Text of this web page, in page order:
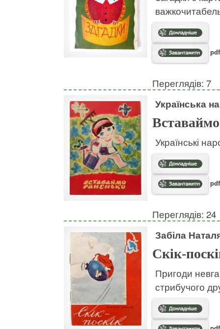
Переглядів: 7
Українська
Українські
Переглядів: 24
Забіла
Скік-
Пригоди
стрибучого